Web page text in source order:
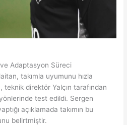
ve Adaptasyon Süreci
takımla uyumunu hızla
teknik direktör Yalçın tarafından
test edildi. Sergen
açıklamada takımın bu
belirtmiştir.